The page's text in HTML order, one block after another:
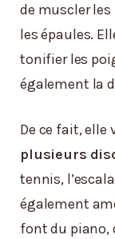
de muscler les
les épaules.
tonifier les
également la
De ce fait, elle
plusieurs
tennis,
également
font du piano,